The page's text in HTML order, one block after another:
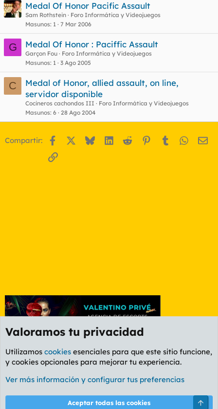
Medal Of Honor Pacific Assault
Sam Rothstein
Foro Informática y Videojuegos
Masunos 1 7 Mar 2006
G Medal Of Honor : Paciffic Assault
Garçon Fou
Foro Informática y Videojuegos
Masunos 1 3 Ago 2005
C
Medal of Honor, allied assault, on line,
servidor disponible
Cocineros cachondos III
Foro Informática y Videojuegos
Masunos 6 28 Ago 2004
Compartir: Facebook BlueskyLinkedIn
Reddit Pinterest
Tumblr
Enlace
Foro General
Cookies
PL OLDSTYLE AMARILLO
Términos y reglas Política de privacidad Ayuda
Valoramos tu privacidad
Utilizamos cookies esenciales para que este sitio funcione,
y cookies opcionales para mejorar tu experiencia.
Ver más información y configurar tus preferencias
Aceptar todas las cookies